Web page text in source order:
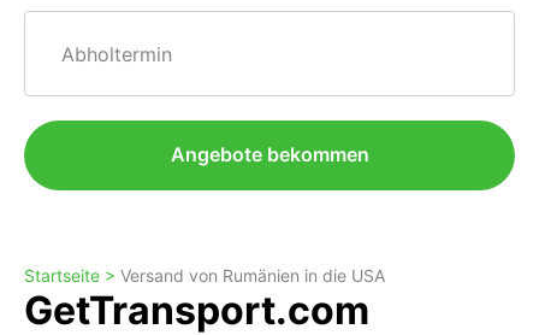
Abholtermin
Angebote bekommen
Startseite > Versand von Rumänien in die USA
GetTransport.com